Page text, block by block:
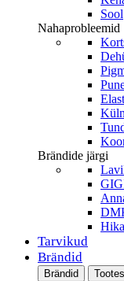
Sool
Nahaprobleemid
Brändide järgi
Tarvikud
Brändid
Brändid